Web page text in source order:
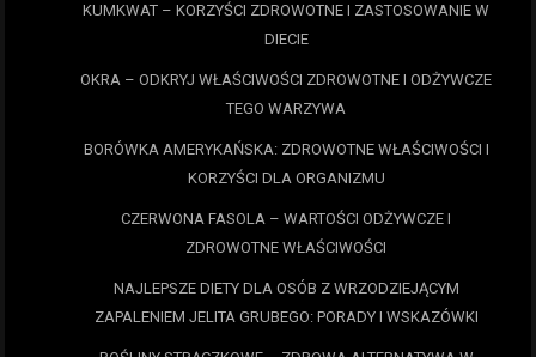
KUMKWAT – KORZYŚCI ZDROWOTNE I ZASTOSOWANIE W
DIECIE
OKRA – ODKRYJ WŁAŚCIWOŚCI ZDROWOTNE I ODŻYWCZE
TEGO WARZYWA
BORÓWKA AMERYKAŃSKA: ZDROWOTNE WŁAŚCIWOŚCI I
KORZYŚCI DLA ORGANIZMU
CZERWONA FASOLA – WARTOŚCI ODŻYWCZE I
ZDROWOTNE WŁAŚCIWOŚCI
NAJLEPSZE DIETY DLA OSÓB Z WRZODZIEJĄCYM
ZAPALENIEM JELITA GRUBEGO: PORADY I WSKAZÓWKI